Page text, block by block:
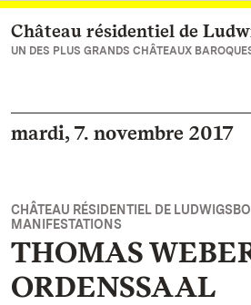
Vers la page d’accueil
Château résidentiel de
UN DES PLUS GRANDS CHÂTEAUX
mardi, 7. novembre 2017
CHÂTEAU RÉSIDENTIEL DE
MANIFESTATIONS
THOMAS
ORDENSSAAL